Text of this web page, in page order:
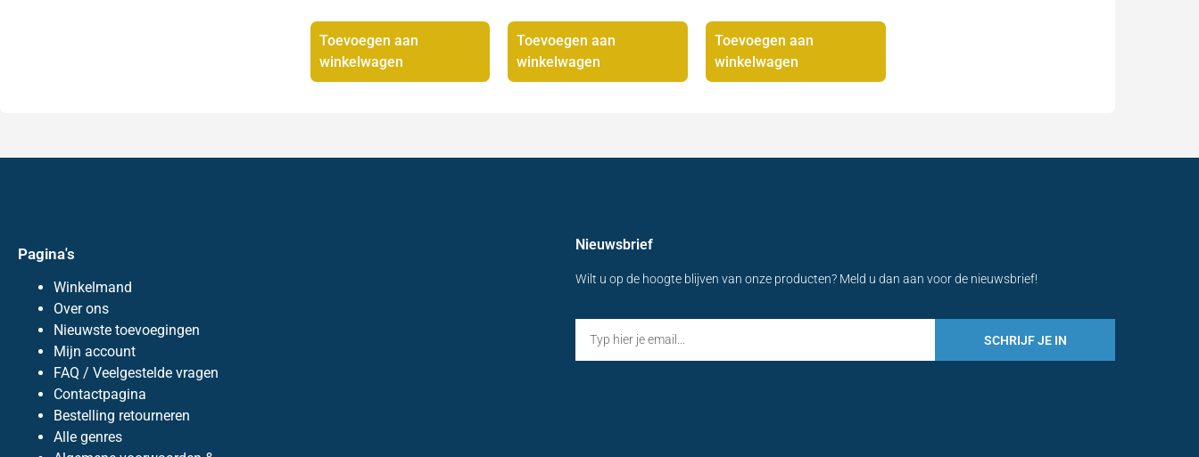
Toevoegen aan
winkelwagen
Toevoegen aan
winkelwagen
Toevoegen aan
winkelwagen
Pagina's
Winkelmand
Over ons
Nieuwste toevoegingen
Mijn account
FAQ / Veelgestelde vragen
Contactpagina
Bestelling retourneren
Alle genres
Nieuwsbrief
Wilt u op de hoogte blijven van onze producten? Meld u dan aan voor de nieuwsbrief!
SCHRIJF JE IN